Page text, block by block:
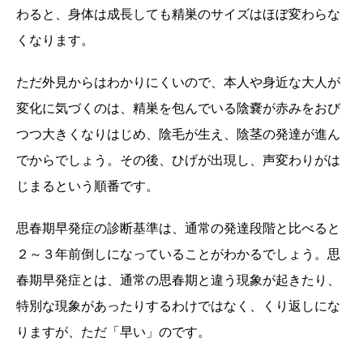
わると、身体は成長しても精巣のサイズはほぼ変わらな
くなります。
ただ外見からはわかりにくいので、本人や身近な大人が
変化に気づくのは、精巣を包んでいる陰嚢が赤みをおび
つつ大きくなりはじめ、陰毛が生え、陰茎の発達が進ん
でからでしょう。その後、ひげが出現し、声変わりがは
じまるという順番です。
思春期早発症の診断基準は、通常の発達段階と比べると
２～３年前倒しになっていることがわかるでしょう。思
春期早発症とは、通常の思春期と違う現象が起きたり、
特別な現象があったりするわけではなく、くり返しにな
りますが、ただ「早い」のです。